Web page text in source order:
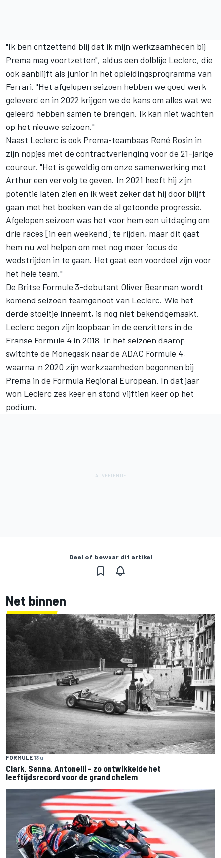
"Ik ben ontzettend blij dat ik mijn werkzaamheden bij
Prema mag voortzetten", aldus een dolblije Leclerc, die
ook aanblijft als junior in het opleidingsprogramma van
Ferrari. "Het afgelopen seizoen hebben we goed werk
geleverd en in 2022 krijgen we de kans om alles wat we
geleerd hebben samen te brengen. Ik kan niet wachten
op het nieuwe seizoen."
Naast Leclerc is ook Prema-teambaas René Rosin in
zijn nopjes met de contractverlenging voor de 21-jarige
coureur. "Het is geweldig om onze samenwerking met
Arthur een vervolg te geven. In 2021 heeft hij zijn
potentie laten zien en ik weet zeker dat hij door blijft
gaan met het boeken van de al getoonde progressie.
Afgelopen seizoen was het voor hem een uitdaging om
drie races [in een weekend] te rijden, maar dit gaat
hem nu wel helpen om met nog meer focus de
wedstrijden in te gaan. Het gaat een voordeel zijn voor
het hele team."
De Britse Formule 3-debutant Oliver Bearman wordt
komend seizoen teamgenoot van Leclerc. Wie het
derde stoeltje inneemt, is nog niet bekendgemaakt.
Leclerc begon zijn loopbaan in de eenzitters in de
Franse Formule 4 in 2018. In het seizoen daarop
switchte de Monegask naar de ADAC Formule 4,
waarna in 2020 zijn werkzaamheden begonnen bij
Prema in de Formula Regional European. In dat jaar
won Leclerc zes keer en stond vijftien keer op het
podium.
Deel of bewaar dit artikel
Net binnen
FORMULE 13 u
Clark, Senna, Antonelli – zo ontwikkelde het
leeftijdsrecord voor de grand chelem